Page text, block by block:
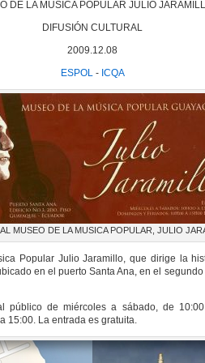
DE LA MÚSICA POPULAR JULIO
DIFUSIÓN CULTURAL
2009.12.08
ESPOL- ICQA
MUSEO DE LA MUSICA POPULAR, JULIO
Popular Julio Jaramillo, que dirige la
en el puerto Santa Ana, en el
público de miércoles a sábado, de
15:00. La entrada es gratuita.